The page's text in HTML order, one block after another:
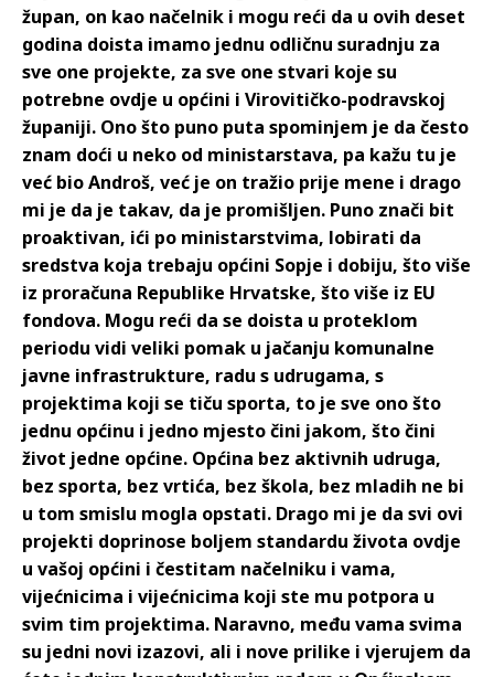
župan, on kao načelnik i mogu reći da u ovih deset
godina doista imamo jednu odličnu suradnju za
sve one projekte, za sve one stvari koje su
potrebne ovdje u općini i Virovitičko-podravskoj
županiji. Ono što puno puta spominjem je da često
znam doći u neko od ministarstava, pa kažu tu je
već bio Androš, već je on tražio prije mene i drago
mi je da je takav, da je promišljen. Puno znači bit
proaktivan, ići po ministarstvima, lobirati da
sredstva koja trebaju općini Sopje i dobiju, što više
iz proračuna Republike Hrvatske, što više iz EU
fondova. Mogu reći da se doista u proteklom
periodu vidi veliki pomak u jačanju komunalne
javne infrastrukture, radu s udrugama, s
projektima koji se tiču sporta, to je sve ono što
jednu općinu i jedno mjesto čini jakom, što čini
život jedne općine. Općina bez aktivnih udruga,
bez sporta, bez vrtića, bez škola, bez mladih ne bi
u tom smislu mogla opstati. Drago mi je da svi ovi
projekti doprinose boljem standardu života ovdje
u vašoj općini i čestitam načelniku i vama,
vijećnicima i vijećnicima koji ste mu potpora u
svim tim projektima. Naravno, među vama svima
su jedni novi izazovi, ali i nove prilike i vjerujem da